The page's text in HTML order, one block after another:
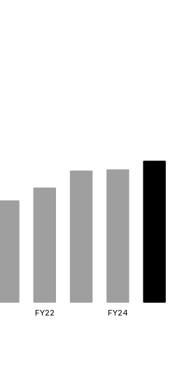
FY22 FY24